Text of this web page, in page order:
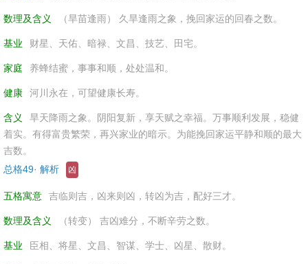
数理及含义 （旱苗逢雨） 久旱逢雨之象，挽回家运的回春之数。
基业 财星、天佑、暗禄、文昌、技艺、田宅。
家庭 养蜂结蜜，事事和顺，处处温和。
健康 河川永在，可望健康长寿。
含义
旱天降雨之象。阴阳复新，享天赋之幸福。万事顺利发展，稳健
着实。有得富贵繁荣，再兴家业的暗示。为能挽回家运平静和顺的最大
吉数。
总格49· 解析
凶
五格寓意 吉临则吉，凶来则凶，转凶为吉，配好三才。
数理及含义 （转变） 吉凶难分，不断辛劳之数。
基业 臣相、将星、文昌、智谋、学士、凶星、散财。